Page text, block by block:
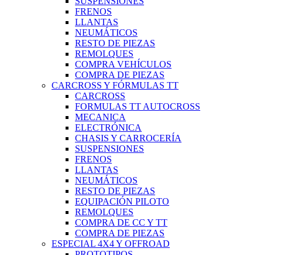
FRENOS
LLANTAS
NEUMÁTICOS
RESTO DE PIEZAS
REMOLQUES
COMPRA VEHÍCULOS
COMPRA DE PIEZAS
CARCROSS Y FÓRMULAS TT
CARCROSS
FORMULAS TT AUTOCROSS
MECANICA
ELECTRÓNICA
CHASIS Y CARROCERÍA
SUSPENSIONES
FRENOS
LLANTAS
NEUMÁTICOS
RESTO DE PIEZAS
EQUIPACIÓN PILOTO
REMOLQUES
COMPRA DE CC Y TT
COMPRA DE PIEZAS
ESPECIAL 4X4 Y OFFROAD